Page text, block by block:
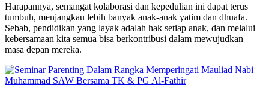
Harapannya, semangat kolaborasi dan kepedulian ini dapat terus
tumbuh, menjangkau lebih banyak anak-anak yatim dan dhuafa.
Sebab, pendidikan yang layak adalah hak setiap anak, dan melalui
kebersamaan kita semua bisa berkontribusi dalam mewujudkan
masa depan mereka.